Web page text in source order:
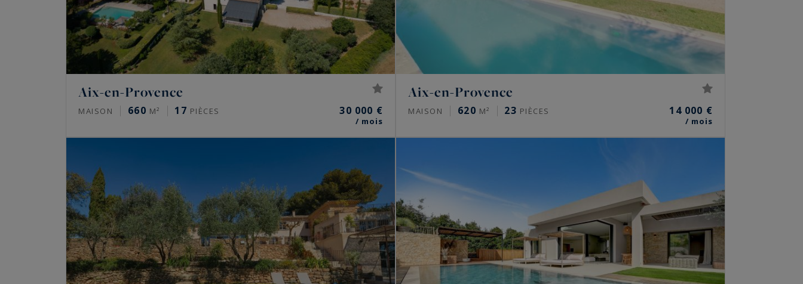
Aix-en-Provence
MAISON 660 M² 17 PIÈCES 30 000 €
/ mois
Aix-en-Provence
MAISON 620 M² 23 PIÈCES 14 000 €
/ mois